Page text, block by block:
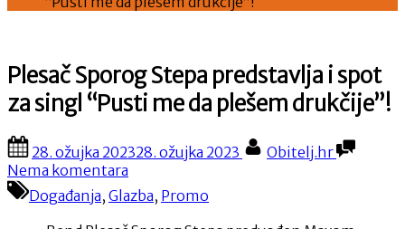
Plesač Sporog Stepa predstavlja i spot
za singl “Pusti me da plešem drukčije”!
Posted
on
28. ožujka 202328. ožujka 2023 By
Obitelj.hr
Nema komentara
Plesač
Sporog
Stepa
Događanja, Glazba, Promo